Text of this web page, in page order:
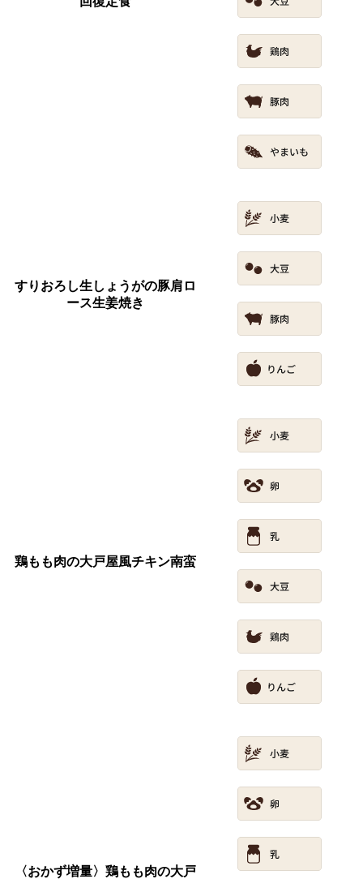
すりおろし生しょうがの豚肩ロ
ース生姜焼き
鶏もも肉の大戸屋風チキン南蛮
〈おかず増量〉鶏もも肉の大戸